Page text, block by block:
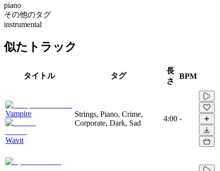
piano
その他のタグ
instrumental
似たトラック
タイトル タグ
長
さ
BPM
Vampire
Wavit
Strings, Piano, Crime,
Corporate, Dark, Sad
4:00 -